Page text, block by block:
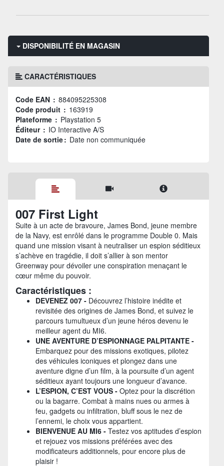
DISPONIBILITÉ EN MAGASIN
CARACTÉRISTIQUES
Code EAN : 884095225308
Code produit : 163919
Plateforme : Playstation 5
Éditeur : IO Interactive A/S
Date de sortie : Date non communiquée
007 First Light
Suite à un acte de bravoure, James Bond, jeune membre
de la Navy, est enrôlé dans le programme Double 0. Mais
quand une mission visant à neutraliser un espion séditieux
s’achève en tragédie, il doit s’allier à son mentor
Greenway pour dévoiler une conspiration menaçant le
cœur même du pouvoir.
Caractéristiques :
DEVENEZ 007 - Découvrez l’histoire inédite et
revisitée des origines de James Bond, et suivez le
parcours tumultueux d’un jeune héros devenu le
meilleur agent du MI6.
UNE AVENTURE D’ESPIONNAGE PALPITANTE -
Embarquez pour des missions exotiques, pilotez
des véhicules iconiques et plongez dans une
aventure digne d’un film, à la poursuite d’un agent
séditieux ayant toujours une longueur d’avance.
L’ESPION, C’EST VOUS - Optez pour la discrétion
ou la bagarre. Combat à mains nues ou armes à
feu, gadgets ou infiltration, bluff sous le nez de
l’ennemi, le choix vous appartient.
BIENVENUE AU MI6 - Testez vos aptitudes d’espion
et rejouez vos missions préférées avec des
modificateurs additionnels, pour encore plus de
plaisir !